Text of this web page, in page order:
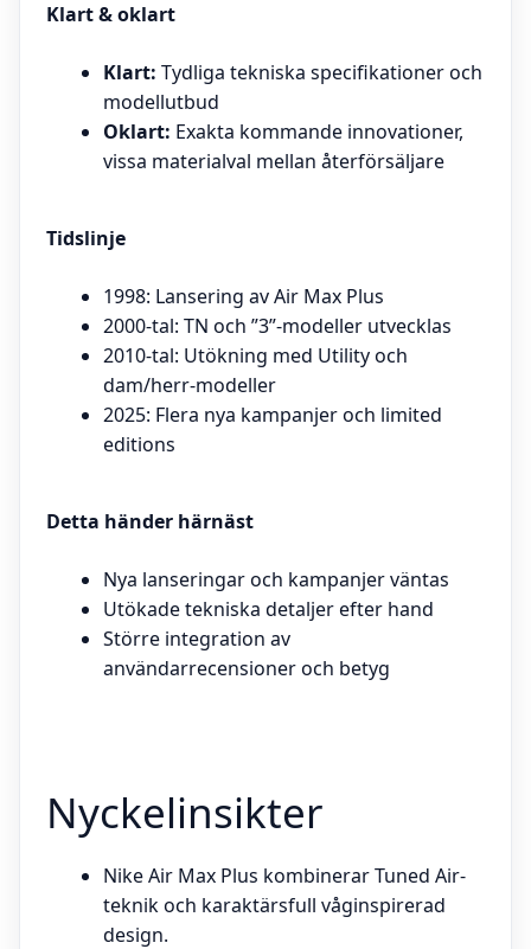
Klart & oklart
Klart: Tydliga tekniska specifikationer och
modellutbud
Oklart: Exakta kommande innovationer,
vissa materialval mellan återförsäljare
Tidslinje
1998: Lansering av Air Max Plus
2000-tal: TN och ”3”-modeller utvecklas
2010-tal: Utökning med Utility och
dam/herr-modeller
2025: Flera nya kampanjer och limited
editions
Detta händer härnäst
Nya lanseringar och kampanjer väntas
Utökade tekniska detaljer efter hand
Större integration av
användarrecensioner och betyg
Nyckelinsikter
Nike Air Max Plus kombinerar Tuned Air-
teknik och karaktärsfull våginspirerad
design.